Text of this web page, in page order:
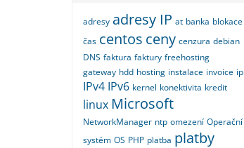
adresy adresy IP at banka blokace
čas centos ceny cenzura debian
DNS faktura faktury freehosting
gateway hdd hosting instalace invoice ip
IPv4 IPv6 kernel konektivita kredit
linux Microsoft
NetworkManager ntp omezení Operační
systém OS PHP platba platby